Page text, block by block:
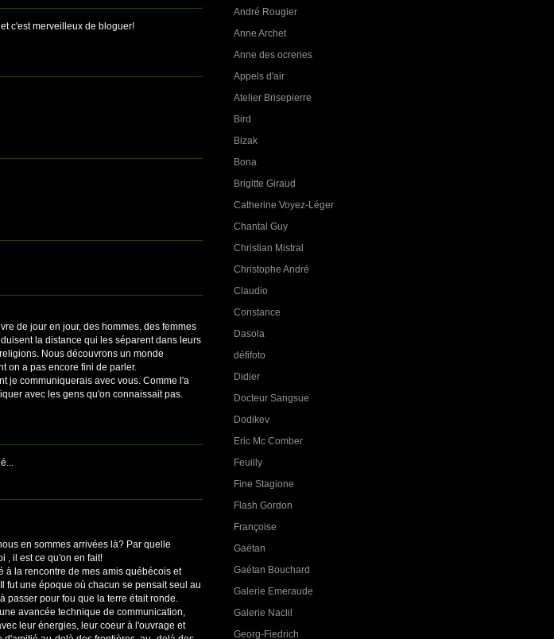
André Rougier
Anne Archet
Anne des ocreries
Appels d'air
Atelier Brisepierre
Bird
Bizak
Bona
Brigitte Giraud
Catherine Voyez-Léger
Chantal Guy
Christian Mistral
Christophe André
Claudio
Constance
Dasola
défifoto
Didier
Docteur Sangsue
Dodikev
Eric Mc Comber
Feuilly
Fine Stagione
Flash Gordon
Françoise
Gaëtan
Gaétan Bouchard
Galerie Emeraude
Galerie Naclil
Georg-Fiedrich
c'est merveilleux de bloguer!
de jour en jour, des hommes, des femmes
la distance qui les séparent dans leurs
Nous découvrons un monde
on a pas encore fini de parler.
je communiquerais avec vous. Comme l'a
avec les gens qu'on connaissait pas.
en sommes arrivées là? Par quelle
, il est ce qu'on en fait!
à la rencontre de mes amis québécois et
fut une époque où chacun se pensait seul au
passer pour fou que la terre était ronde.
avancée technique de communication,
leur énergies, leur coeur à l'ouvrage et